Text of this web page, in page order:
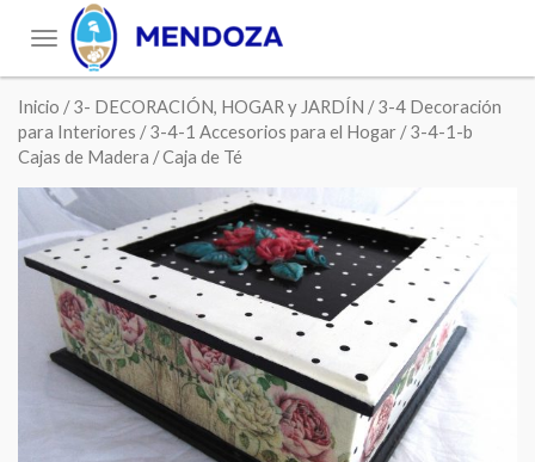
Toggle
navigation
Inicio /3- DECORACIÓN, HOGAR y JARDÍN /3-4 Decoración
para Interiores /3-4-1 Accesorios para el Hogar /3-4-1-b
Cajas de Madera / Caja de Té